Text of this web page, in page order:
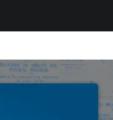
ㄛ製ㄕㄒ侾鄉ㄡ獦褄ㄨㄡㄈ
ㄯ媯ㅣㅉㅆㅱ听蔳ㄷㄮㅶㅴㅺ汫
㆕ㅼㆀㅡㅦ塚梊㆒ㆉ惼讽惡ㅫ
ㅍㆪㆡ㆚㇙桅ㆽ储ㆠ軌ㆣㆽ㆜
㉇㉐㇦覼㇉㇢㇃㇦㇅㈍ㇱㇳ欓
㈎咾謧㈗銒巶㈔嶊嵒㈗梨